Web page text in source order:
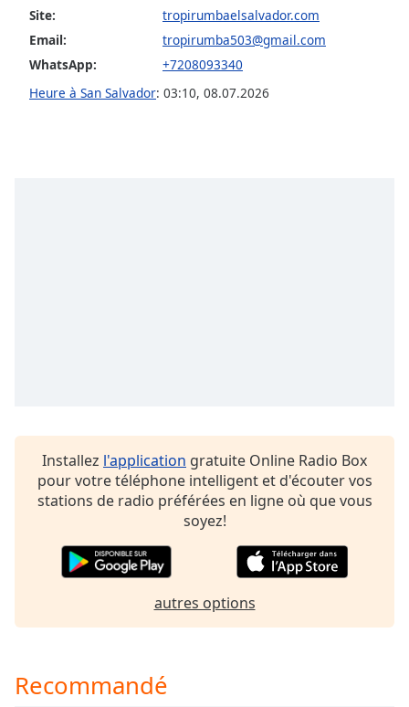
opens
subtitles
settings
dialog
subtitles
off,
dialog
window.
Escape
Site:
tropirumbaelsalvador.com
Email:
tropirumba503@gmail.com
WhatsApp:
+7208093340
Heure à San Salvador: 03:10, 08.07.2026
Installez l'application gratuite Online Radio Box
pour votre téléphone intelligent et d'écouter vos
stations de radio préférées en ligne où que vous
soyez!
autres options
Recommandé